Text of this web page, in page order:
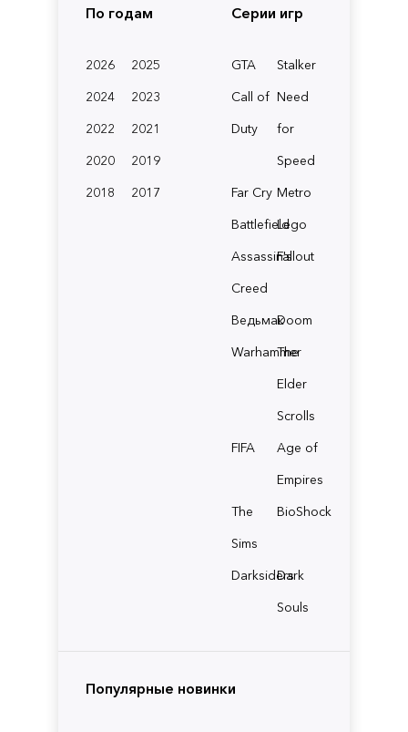
По годам
2026
2025
2024
2023
2022
2021
2020
2019
2018
2017
Серии игр
GTA
Stalker
Call of
Duty
Need
for
Speed
Far Cry Metro
BattlefieldLego
Assassin's
Creed
Fallout
ВедьмакDoom
Warhammer
The
Elder
Scrolls
FIFA
Age of
Empires
The
Sims
BioShock
Darksiders
Dark
Souls
Популярные новинки